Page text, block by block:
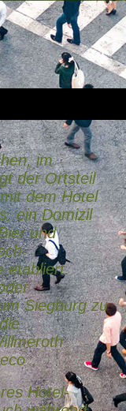
im
der Ortsteil
dem Hotel
ein Domizil
und
etabliert.
Siegburg zu
Hotel-